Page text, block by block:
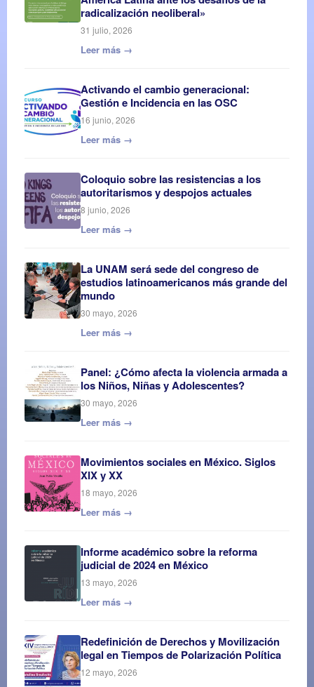
radicalización neoliberal»
31 julio, 2026
Leer más →
Activando el cambio generacional:
Gestión e Incidencia en las OSC
16 junio, 2026
Leer más →
Coloquio sobre las resistencias a los
autoritarismos y despojos actuales
8 junio, 2026
Leer más →
La UNAM será sede del congreso de
estudios latinoamericanos más grande del
mundo
30 mayo, 2026
Leer más →
Panel: ¿Cómo afecta la violencia armada a
los Niños, Niñas y Adolescentes?
30 mayo, 2026
Leer más →
Movimientos sociales en México. Siglos
XIX y XX
18 mayo, 2026
Leer más →
Informe académico sobre la reforma
judicial de 2024 en México
13 mayo, 2026
Leer más →
Redefinición de Derechos y Movilización
legal en Tiempos de Polarización Política
12 mayo, 2026